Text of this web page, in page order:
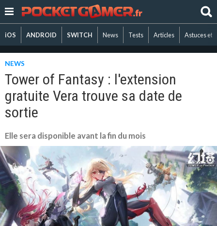
iOS ANDROID SWITCH News Tests Articles Astuces et
NEWS
Tower of Fantasy : l'extension
gratuite Vera trouve sa date de
sortie
Elle sera disponible avant la fin du mois